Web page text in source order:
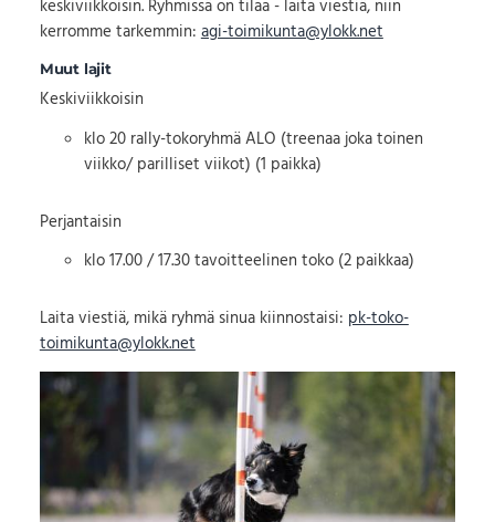
keskiviikkoisin. Ryhmissä on tilaa- laita viestiä, niin
kerromme tarkemmin:agi-toimikunta@ylokk.net
Muut lajit
Keskiviikkoisin
klo 20 rally-tokoryhmä ALO (treenaa joka toinen
viikko/ parilliset viikot) (1 paikka)
Perjantaisin
klo 17.00 / 17.30 tavoitteelinen toko (2 paikkaa)
Laita viestiä, mikä ryhmä sinua kiinnostaisi: pk-toko-
toimikunta@ylokk.net